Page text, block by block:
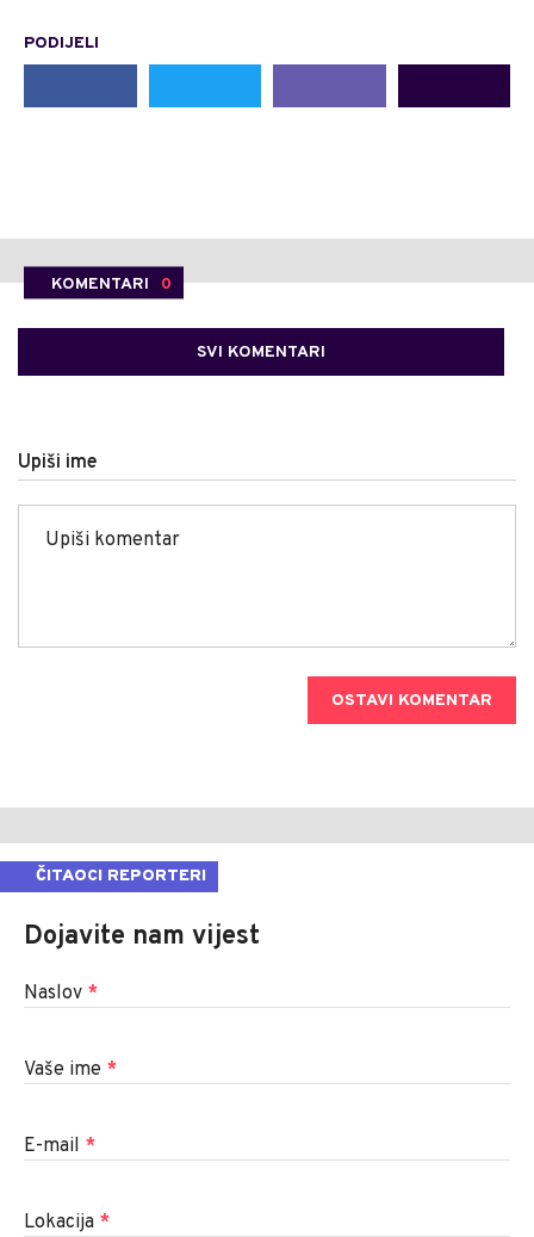
PODIJELI
KOMENTARI 0
SVI KOMENTARI
Upiši ime
OSTAVI KOMENTAR
ČITAOCI REPORTERI
Dojavite nam vijest
Naslov *
Vaše ime *
E-mail *
Lokacija *